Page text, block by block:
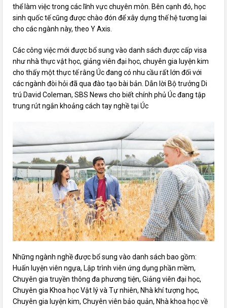
thể làm việc trong các lĩnh vực chuyên môn. Bên cạnh đó, học
sinh quốc tế cũng được chào đón để xây dựng thế hệ tương lai
cho các ngành này, theo Y Axis.
Các công việc mới được bổ sung vào danh sách được cấp visa
như nhà thực vật học, giảng viên đại học, chuyên gia luyện kim
cho thấy một thực tế rằng Úc đang có nhu cầu rất lớn đối với
các ngành đòi hỏi đã qua đào tạo bài bản. Dẫn lời Bộ trưởng Di
trú David Coleman, SBS News cho biết chính phủ Úc đang tập
trung rút ngắn khoảng cách tay nghề tại Úc
Những ngành nghề được bổ sung vào danh sách bao gồm:
Huấn luyện viên ngựa, Lập trình viên ứng dụng phần mềm,
Chuyên gia truyền thông đa phương tiện, Giảng viên đại học,
Chuyên gia Khoa học Vật lý và Tự nhiên, Nhà khí tượng học,
Chuyên gia luyện kim, Chuyên viên bảo quản, Nhà khoa học về